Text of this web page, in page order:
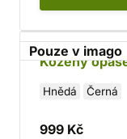
Pouze v imago
Kožený
Hnědá Černá
999 Kč